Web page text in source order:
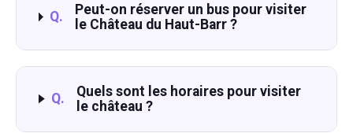
Q.
Peut-on réserver un bus pour visiter
le Château du Haut-Barr ?
Q.
Quels sont les horaires pour visiter
le château ?